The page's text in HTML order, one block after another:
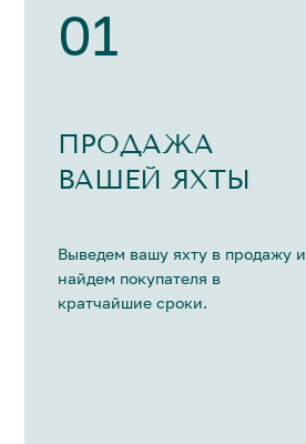
01
ПРОДАЖА
ВАШЕЙ ЯХТЫ
Выведем вашу яхту в продажу и
найдем покупателя в
кратчайшие сроки.